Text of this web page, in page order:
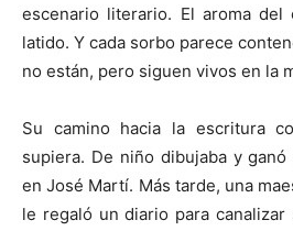
escenario literario. El aroma del
latido. Y cada sorbo parece
no están, pero siguen vivos en la
Su camino hacia la escritura
supiera. De niño dibujaba y
en José Martí. Más tarde, una
le regaló un diario para